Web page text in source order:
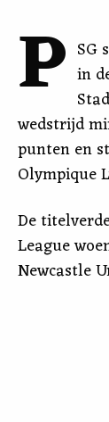
P SG
in
wedstrijd
punten en
Olympique
De
League
Newcastle